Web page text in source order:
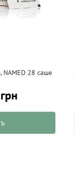
NAMED 28 саше